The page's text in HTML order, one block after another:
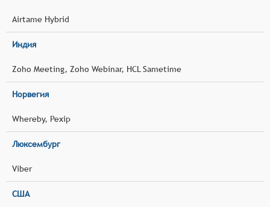
Airtame Hybrid
Индия
Zoho Meeting, Zoho Webinar, HCL Sametime
Норвегия
Whereby, Pexip
Люксембург
Viber
США